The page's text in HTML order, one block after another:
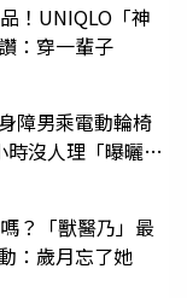
！UNIQLO「神
：穿一輩子
障男乘電動輪椅
沒人理「曝曬
？「獸醫乃」最
：歲月忘了她